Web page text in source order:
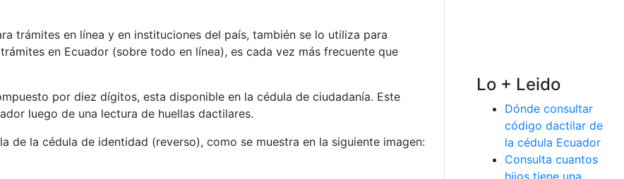
trámites en línea y en instituciones del país, también se lo utiliza para
en Ecuador (sobre todo en línea), es cada vez más frecuente que
por diez dígitos, esta disponible en la cédula de ciudadanía. Este
luego de una lectura de huellas dactilares.
de la cédula de identidad (reverso), como se muestra en la siguiente imagen:
Lo + Leido
Dónde consultar
código dactilar de
la cédula Ecuador
Consulta cuantos
hijos tiene una